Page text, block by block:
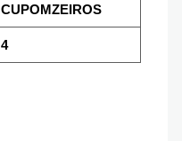
CUPOMZEIROS
4